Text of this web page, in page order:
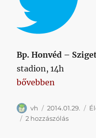
Bp. Honvéd –
stadion, 14h
„###élő: Honvéd –
bővebben
Szerző
vh Közzétéve
2014.01.29.
2 hozzászólás###élő: